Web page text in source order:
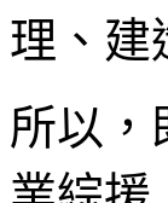
理、建
所以，